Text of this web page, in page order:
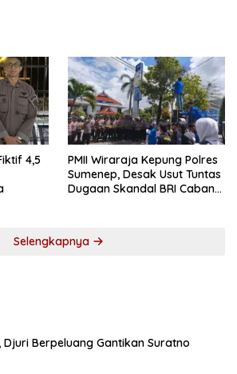
4,5
PMII Wiraraja Kepung Polres
Sumenep, Desak Usut Tuntas
Dugaan Skandal BRI Cabang
Selengkapnya
Djuri Berpeluang Gantikan Suratno